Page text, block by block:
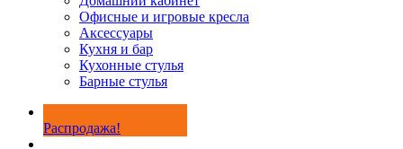
Офисные и игровые кресла
Аксессуары
Кухня и бар
Кухонные стулья
Барные стулья
Распродажа!